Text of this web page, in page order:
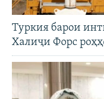
Туркия барои
Халиҷи Форс